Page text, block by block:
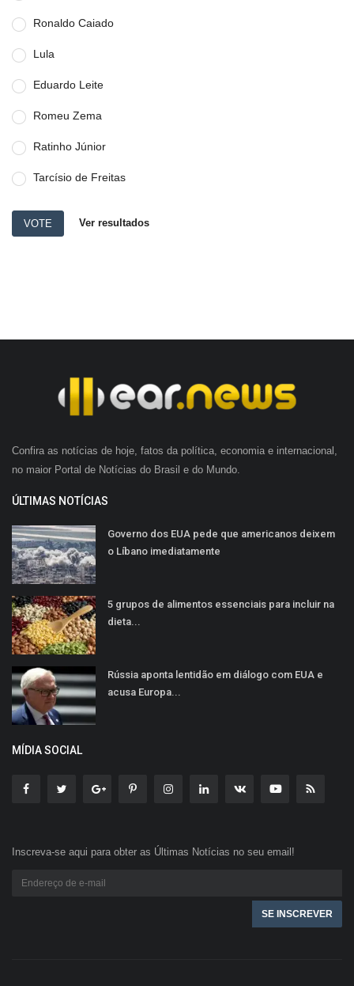
Ronaldo Caiado
Lula
Eduardo Leite
Romeu Zema
Ratinho Júnior
Tarcísio de Freitas
VOTE Ver resultados
Confira as notícias de hoje, fatos da política, economia e internacional,
no maior Portal de Notícias do Brasil e do Mundo.
ÚLTIMAS NOTÍCIAS
Governo dos EUA pede que americanos deixem
o Líbano imediatamente
5 grupos de alimentos essenciais para incluir na
dieta...
Rússia aponta lentidão em diálogo com EUA e
acusa Europa...
MÍDIA SOCIAL
Inscreva-se aqui para obter as Últimas Notícias no seu email!